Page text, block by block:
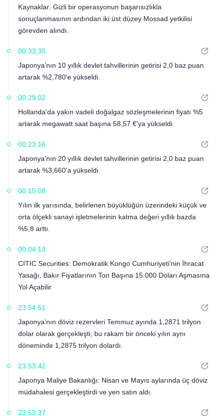
Kaynaklar: Gizli bir operasyonun başarısızlıkla
sonuçlanmasının ardından iki üst düzey Mossad yetkilisi
görevden alındı.
00:33:35
Japonya'nın 10 yıllık devlet tahvillerinin getirisi 2,0 baz puan
artarak %2,780'e yükseldi.
00:29:02
Hollanda'da yakın vadeli doğalgaz sözleşmelerinin fiyatı %5
artarak megawatt saat başına 58,57 €'ya yükseldi.
00:23:16
Japonya'nın 20 yıllık devlet tahvillerinin getirisi 2,0 baz puan
artarak %3,660'a yükseldi.
00:15:08
Yılın ilk yarısında, belirlenen büyüklüğün üzerindeki küçük ve
orta ölçekli sanayi işletmelerinin katma değeri yıllık bazda
%5,8 arttı.
00:04:19
CITIC Securities: Demokratik Kongo Cumhuriyeti'nin İhracat
Yasağı, Bakır Fiyatlarının Ton Başına 15.000 Doları Aşmasına
Yol Açabilir
23:54:51
Japonya'nın döviz rezervleri Temmuz ayında 1,2871 trilyon
dolar olarak gerçekleşti; bu rakam bir önceki yılın aynı
döneminde 1,2875 trilyon dolardı.
23:53:42
Japonya Maliye Bakanlığı: Nisan ve Mayıs aylarında üç döviz
müdahalesi gerçekleştirdi ve yen satın aldı.
23:53:37